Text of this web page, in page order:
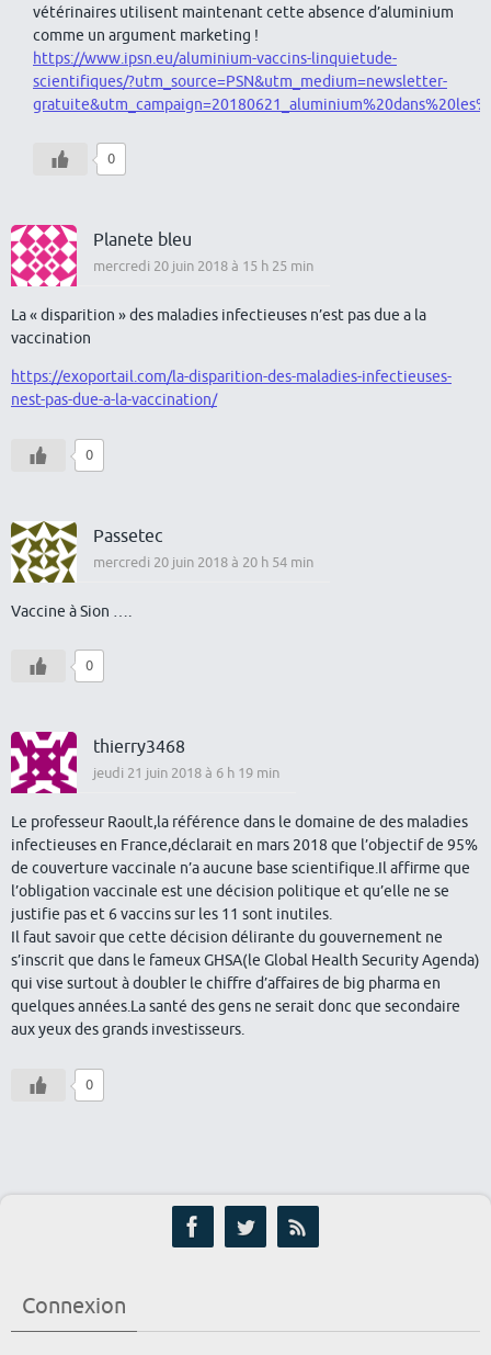
vétérinaires utilisent maintenant cette absence d’aluminium
comme un argument marketing !
https://www.ipsn.eu/aluminium-vaccins-linquietude-
scientifiques/?utm_source=PSN&utm_medium=newsletter-
0
Planete bleu
mercredi 20 juin 2018 à 15 h 25 min
La « disparition » des maladies infectieuses n’est pas due a la
vaccination
https://exoportail.com/la-disparition-des-maladies-infectieuses-
nest-pas-due-a-la-vaccination/
0
Passetec
mercredi 20 juin 2018 à 20 h 54 min
Vaccine à Sion ….
0
thierry3468
jeudi 21 juin 2018 à 6 h 19 min
Le professeur Raoult,la référence dans le domaine de des maladies
infectieuses en France,déclarait en mars 2018 que l’objectif de 95%
de couverture vaccinale n’a aucune base scientifique.Il affirme que
l’obligation vaccinale est une décision politique et qu’elle ne se
justifie pas et 6 vaccins sur les 11 sont inutiles.
Il faut savoir que cette décision délirante du gouvernement ne
s’inscrit que dans le fameux GHSA(le Global Health Security Agenda)
qui vise surtout à doubler le chiffre d’affaires de big pharma en
quelques années.La santé des gens ne serait donc que secondaire
aux yeux des grands investisseurs.
0
Connexion